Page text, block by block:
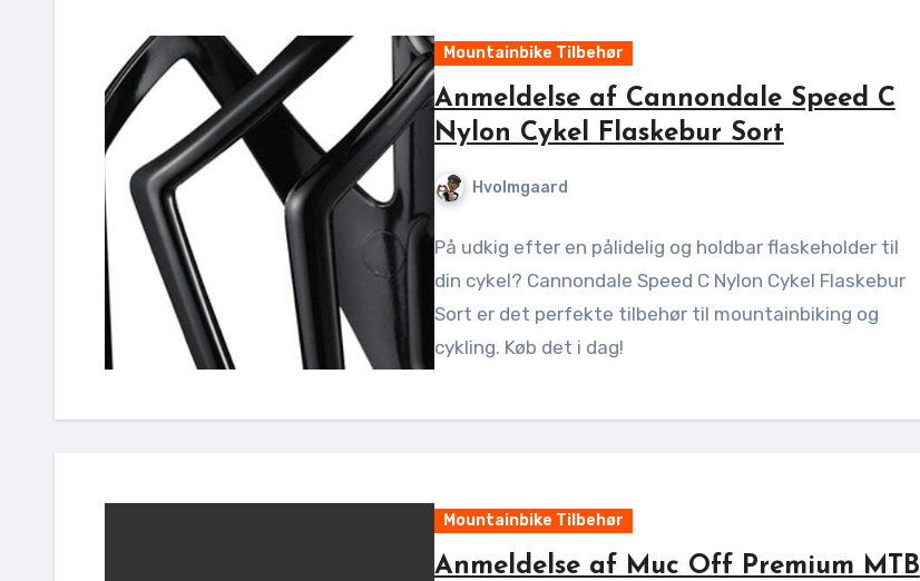
Mountainbike Tilbehør
Anmeldelse af Cannondale Speed C
Nylon Cykel Flaskebur Sort
Hvolmgaard
På udkig efter en pålidelig og holdbar flaskeholder til
din cykel? Cannondale Speed C Nylon Cykel Flaskebur
Sort er det perfekte tilbehør til mountainbiking og
cykling. Køb det i dag!
Mountainbike Tilbehør
Anmeldelse af Muc Off Premium MTB